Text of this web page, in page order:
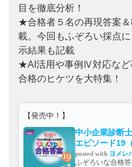
目を徹底分析！
★合格者５名の再現答案
載。今回もふぞろい採点
示結果も記載
★AI活用や事例Ⅳ対応など
合格のヒケツを大特集！
【発売中！】
中小企業診断
エピソード19
posted with ヨメレ
ふぞろいな合格